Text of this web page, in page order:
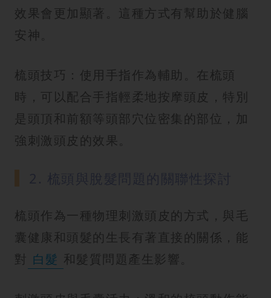
效果會更加顯著。這種方式有幫助於健腦
安神。
梳頭技巧：使用手指作為輔助。在梳頭
時，可以配合手指輕柔地按摩頭皮，特別
是頭頂和前額等頭部穴位密集的部位，加
強刺激頭皮的效果。
梳頭作為一種物理刺激頭皮的方式，與毛
囊健康和頭髮的生長有著直接的關係，能
對 白髮 和髮質問題產生影響。